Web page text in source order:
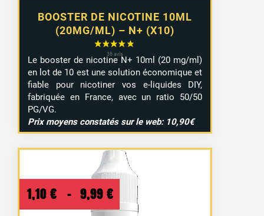
BOOSTER DE NICOTINE 10ML
(20MG/ML) – N+ (X10)
Le booster de nicotine N+ 10ml (20 mg/ml)
en lot de 10 est une solution économique et
fiable pour nicotiner vos e-liquides DIY,
fabriquée en France, avec un ratio 50/50
PG/VG.
Prix moyens constatés sur le web: 10,90€
1,10 € – 9,99 €
Plage